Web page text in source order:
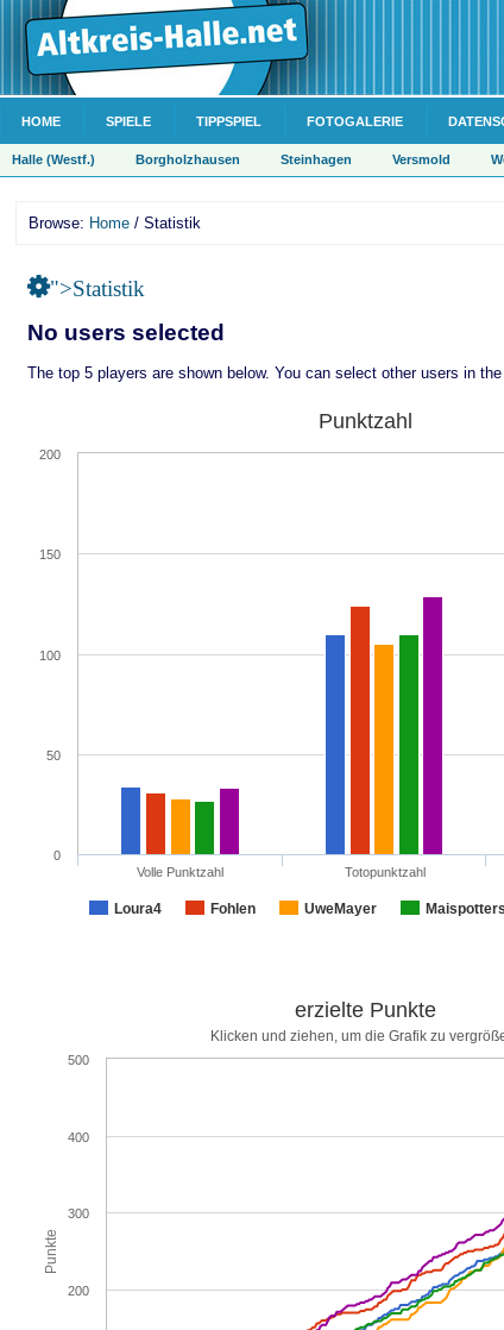
HOME SPIELE TIPPSPIEL FOTOGALERIE
Halle (Westf.) Borgholzhausen Steinhagen Versmold
Browse: Home / Statistik
">Statistik
No users selected
The top 5 players are shown below. You can select other users in
Punktzahl
Loura4 Fohlen UweMayer Maispotters
Volle Punktzahl Totopunktzahl
0
50
100
150
200
Punkte
erzielte Punkte
Klicken und ziehen, um die Grafik zu
200
300
400
500